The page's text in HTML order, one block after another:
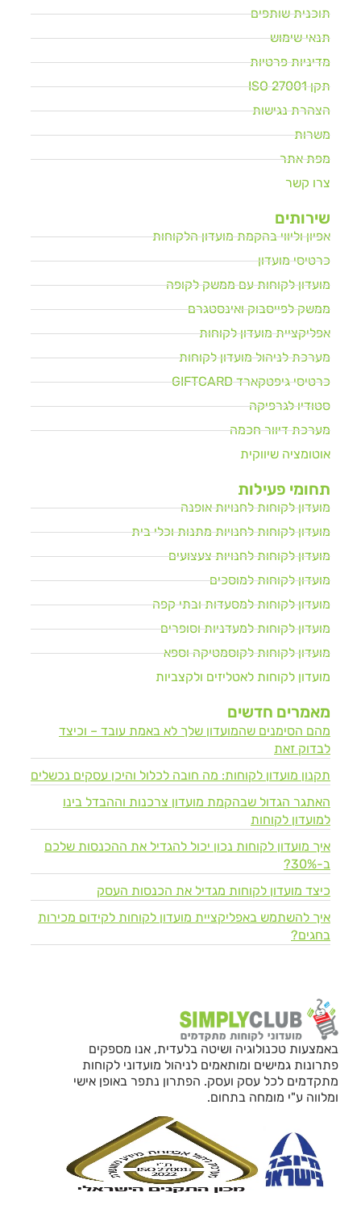
תוכנית שותפים
תנאי שימוש
מדיניות פרטיות
תקן ISO 27001
הצהרת נגישות
משרות
מפת אתר
צרו קשר
שירותים
אפיון וליווי בהקמת מועדון הלקוחות
כרטיסי מועדון
מועדון לקוחות עם ממשק לקופה
ממשק לפייסבוק ואינסטגרם
אפליקציית מועדון לקוחות
מערכת לניהול מועדון לקוחות
כרטיסי גיפטקארד GIFTCARD
סטודיו לגרפיקה
מערכת דיוור חכמה
אוטומציה שיווקית
תחומי פעילות
מועדון לקוחות לחנויות אופנה
מועדון לקוחות לחנויות מתנות וכלי בית
מועדון לקוחות לחנויות צעצועים
מועדון לקוחות למוסכים
מועדון לקוחות למסעדות ובתי קפה
מועדון לקוחות למעדניות וסופרים
מועדון לקוחות לקוסמטיקה וספא
מועדון לקוחות לאטליזים ולקצביות
מאמרים חדשים
מהם הסימנים שהמועדון שלך לא באמת עובד – וכיצד
לבדוק זאת
תקנון מועדון לקוחות: מה חובה לכלול והיכן עסקים נכשלים
האתגר הגדול שבהקמת מועדון צרכנות וההבדל בינו
למועדון לקוחות
איך מועדון לקוחות נכון יכול להגדיל את ההכנסות שלכם
ב-30%?
כיצד מועדון לקוחות מגדיל את הכנסות העסק
איך להשתמש באפליקציית מועדון לקוחות לקידום מכירות
בחגים?
באמצעות טכנולוגיה ושיטה בלעדית, אנו מספקים
פתרונות גמישים ומותאמים לניהול מועדוני לקוחות
מתקדמים לכל עסק ועסק. הפתרון נתפר באופן אישי
ומלווה ע"י מומחה בתחום.